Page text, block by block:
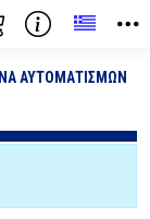
ΑΥΤΟΜΑΤΙΣΜΏΝ